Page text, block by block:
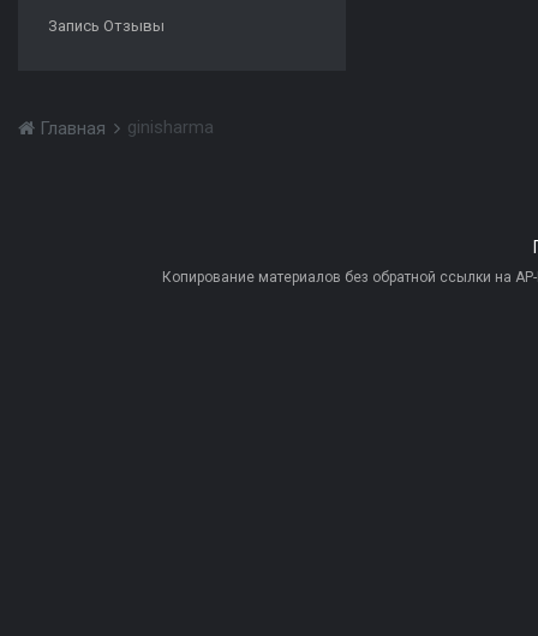
Запись Отзывы
Главная ginisharma
Копирование материалов без обратной ссылки на